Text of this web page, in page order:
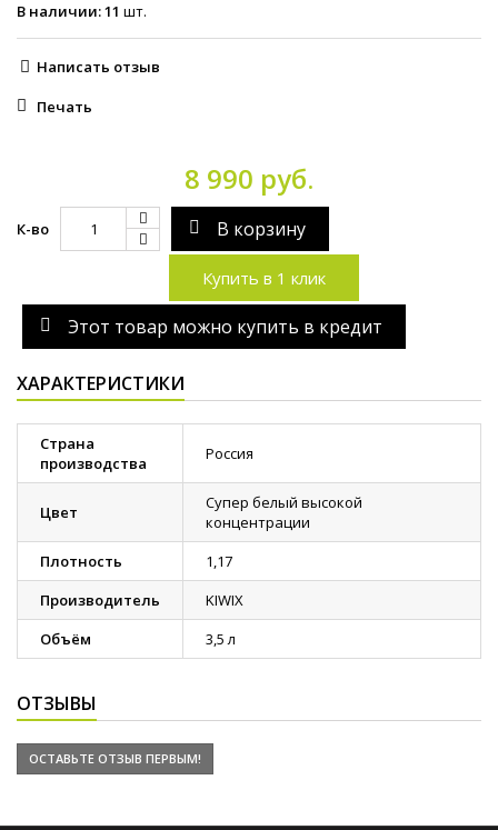
В наличии:11 шт.
Написать отзыв
Печать
8 990 руб.
К-во В корзину
Купить в 1 клик
Этот товар можно купить в кредит
ХАРАКТЕРИСТИКИ
Страна
производства
Россия
Цвет
Супер белый высокой
концентрации
Плотность
1,17
Производитель
KIWIX
Объём
3,5 л
ОТЗЫВЫ
ОСТАВЬТЕ ОТЗЫВ ПЕРВЫМ!